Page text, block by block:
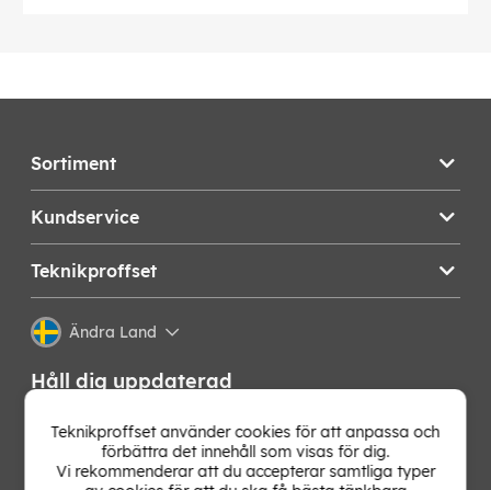
Sortiment
Kundservice
Teknikproffset
Ändra Land
Håll dig uppdaterad
Få de senaste nyheterna, hetaste erbjudandena och
bästa tipsen från oss direkt i din mejlkorg. Signa upp på
vårt nyhetsbrev!
Teknikproffset använder cookies för att anpassa och
förbättra det innehåll som visas för dig.
Vi rekommenderar att du accepterar samtliga typer